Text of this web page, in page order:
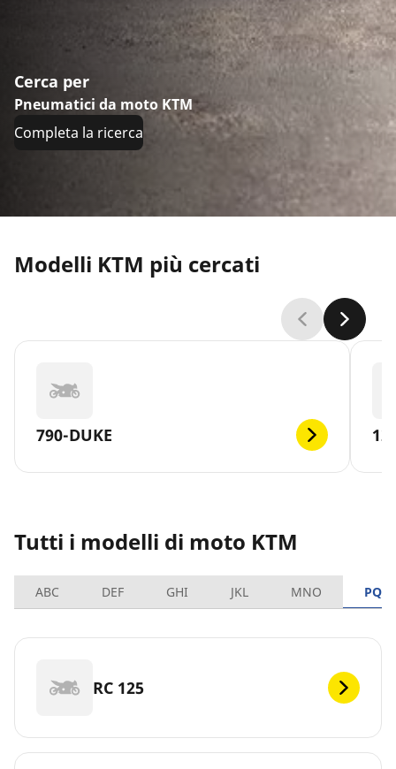
Cerca per
Pneumatici da moto KTM
Completa la ricerca
Modelli KTM più cercati
790-DUKE
Tutti i modelli di moto KTM
ABC DEF GHI JKL MNO PQRS
RC 125